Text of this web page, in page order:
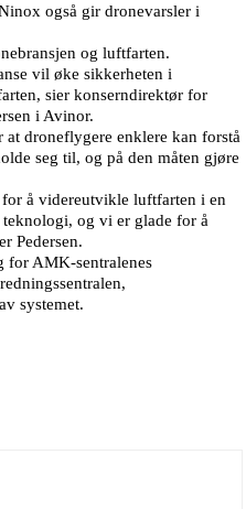
også gir dronevarsler i
og luftfarten.
vil øke sikkerheten i
sier konserndirektør for
i Avinor.
droneflygere enklere kan forstå
seg til, og på den måten gjøre
å videreutvikle luftfarten i en
og vi er glade for å
Pedersen.
for AMK-sentralenes
systemet.